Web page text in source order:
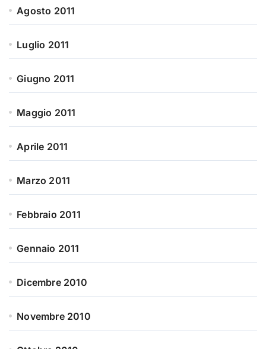
Agosto 2011
Luglio 2011
Giugno 2011
Maggio 2011
Aprile 2011
Marzo 2011
Febbraio 2011
Gennaio 2011
Dicembre 2010
Novembre 2010